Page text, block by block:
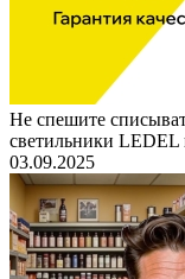
Не спешите
светильники
03.09.2025